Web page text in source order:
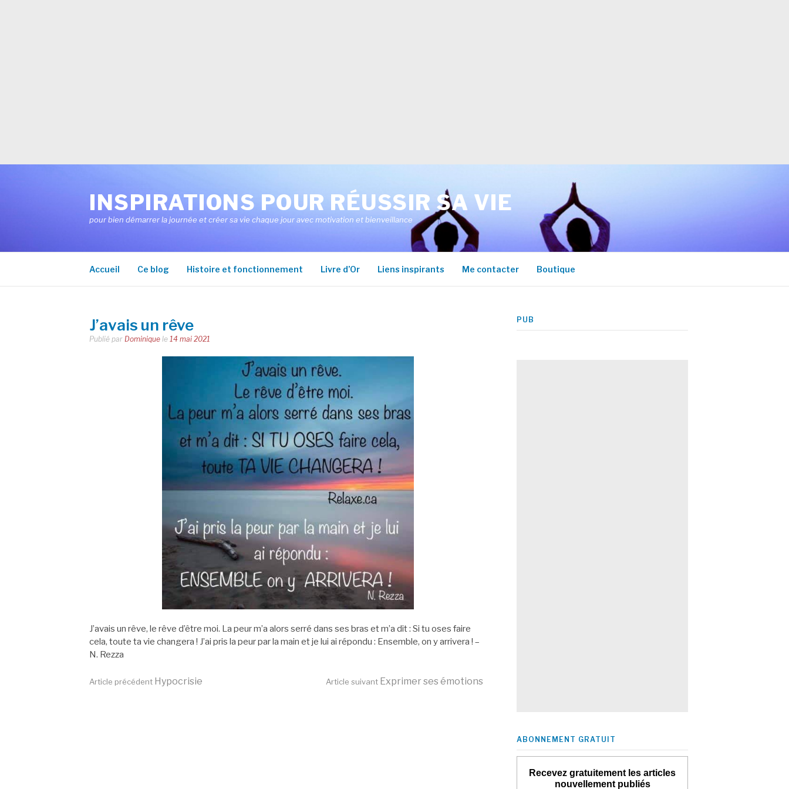
INSPIRATIONS POUR RÉUSSIR SA VIE
pour bien démarrer la journée et créer sa vie chaque jour avec motivation et bienveillance
Accueil Ce blog Histoire et fonctionnement Livre d’Or Liens inspirants Me contacter Boutique
J’avais un rêve
Publié par Dominique le 14 mai 2021
J’avais un rêve, le rêve d’être moi. La peur m’a alors serré dans ses bras et m’a dit : Si tu oses faire
cela, toute ta vie changera ! J’ai pris la peur par la main et je lui ai répondu : Ensemble, on y arrivera ! –
N. Rezza
Lire
Article précédent Hypocrisie Article suivant Exprimer ses émotions
PUB
ABONNEMENT GRATUIT
Recevez gratuitement les articles
nouvellement publiés